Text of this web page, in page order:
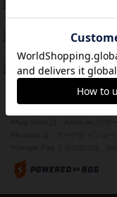
Bitter End ブタ
ドコジャン